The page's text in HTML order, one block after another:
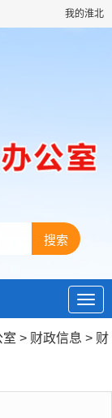
我的淮北
室 > 财政信息 > 财